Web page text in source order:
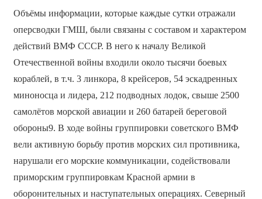
Объёмы информации, которые каждые сутки отражали
оперсводки ГМШ, были связаны с составом и характером
действий ВМФ СССР. В него к началу Великой
Отечественной войны входили около тысячи боевых
кораблей, в т.ч. 3 линкора, 8 крейсеров, 54 эскадренных
миноносца и лидера, 212 подводных лодок, свыше 2500
самолётов морской авиации и 260 батарей береговой
обороны9. В ходе войны группировки советского ВМФ
вели активную борьбу против морских сил противника,
нарушали его морские коммуникации, содействовали
приморским группировкам Красной армии в
оборонительных и наступательных операциях. Северный